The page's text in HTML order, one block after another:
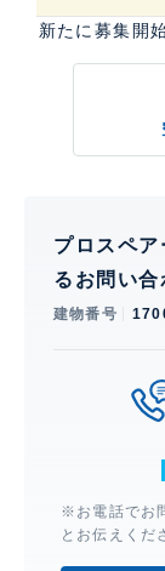
新たに募集開
プロスペ
るお問い合
建物番号
※お電話でお
とお伝えくだ